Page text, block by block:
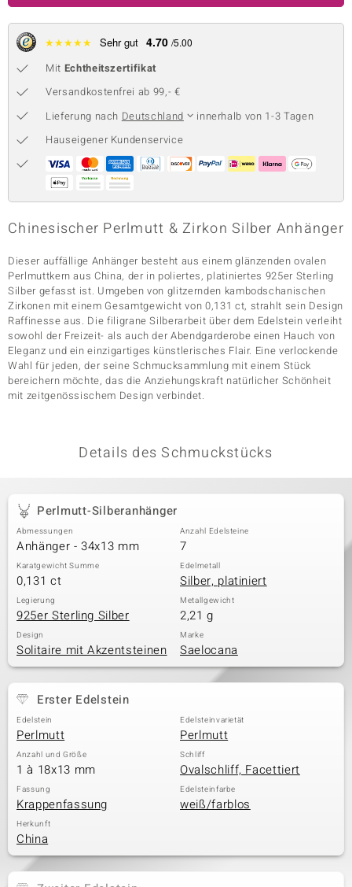
Collection
Classics
★★★★★ Sehr gut 4.70 /5.00
Mit Echtheitszertifikat
Versandkostenfrei ab 99,- €
Lieferung nach Deutschland
innerhalb von 1-3 Tagen
Hauseigener Kundenservice
Chinesischer Perlmutt & Zirkon Silber Anhänger
Dieser auffällige Anhänger besteht aus einem glänzenden ovalen
Perlmuttkern aus China, der in poliertes, platiniertes 925er Sterling
Silber gefasst ist. Umgeben von glitzernden kambodschanischen
Zirkonen mit einem Gesamtgewicht von 0,131 ct, strahlt sein Design
Raffinesse aus. Die filigrane Silberarbeit über dem Edelstein verleiht
sowohl der Freizeit- als auch der Abendgarderobe einen Hauch von
Eleganz und ein einzigartiges künstlerisches Flair. Eine verlockende
Wahl für jeden, der seine Schmucksammlung mit einem Stück
bereichern möchte, das die Anziehungskraft natürlicher Schönheit
mit zeitgenössischem Design verbindet.
Details des Schmuckstücks
Perlmutt-Silberanhänger
Abmessungen
Anhänger - 34x13 mm
Anzahl Edelsteine
7
Karatgewicht Summe
0,131 ct
Edelmetall
Silber, platiniert
Legierung
925er Sterling Silber
Metallgewicht
2,21 g
Design
Solitaire mit Akzentsteinen
Marke
Saelocana
Erster Edelstein
Edelstein
Perlmutt
Edelsteinvarietät
Perlmutt
Anzahl und Größe
1 à 18x13 mm
Schliff
Ovalschliff, Facettiert
Fassung
Krappenfassung
Edelsteinfarbe
weiß/farblos
Herkunft
China